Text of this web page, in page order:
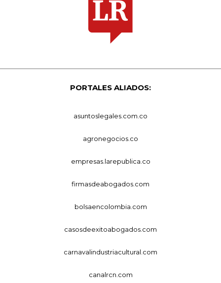
PORTALES ALIADOS:
asuntoslegales.com.co
agronegocios.co
empresas.larepublica.co
firmasdeabogados.com
bolsaencolombia.com
casosdeexitoabogados.com
carnavalindustriacultural.com
canalrcn.com